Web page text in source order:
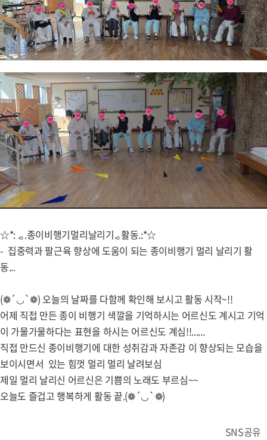
☆*: .｡.종이비행기멀리날리기.｡활동.:*☆
- 집중력과 팔근육 향상에 도움이 되는 종이비행기 멀리 날리기 활
동...
(❁´◡`❁) 오늘의 날짜를 다함께 확인해 보시고 활동 시작~!!
어제 직접 만든 종이 비행기 색깔을 기억하시는 어르신도 계시고 기억
이 가물가물하다는 표현을 하시는 어르신도 계심!!......
직접 만드신 종이비행기에 대한 성취감과 자존감 이 향상되는 모습을
보이시면서 있는 힘껏 멀리 멀리 날려보심
제일 멀리 날리신 어르신은 기쁨의 노래도 부르심~~
오늘도 즐겁고 행복하게 활동 끝.(❁´◡`❁)
SNS공유